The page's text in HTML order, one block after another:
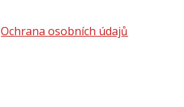
Ochrana osobních údajů